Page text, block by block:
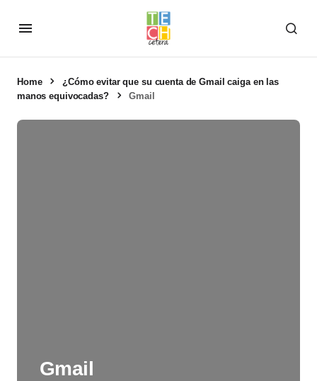
Home
¿Cómo evitar que su cuenta de Gmail caiga en las
manos equivocadas?
Gmail
Gmail